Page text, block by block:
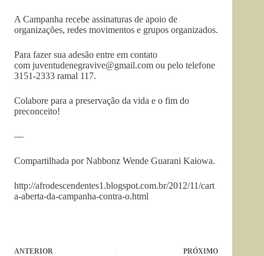
A Campanha recebe assinaturas de apoio de
organizações, redes movimentos e grupos organizados.
Para fazer sua adesão entre em contato
com juventudenegravive@gmail.com ou pelo telefone
3151-2333 ramal 117.
Colabore para a preservação da vida e o fim do
preconceito!
—
Compartilhada por Nabbonz Wende Guarani Kaiowa.
http://afrodescendentes1.blogspot.com.br/2012/11/cart
a-aberta-da-campanha-contra-o.html
ANTERIOR PRÓXIMO